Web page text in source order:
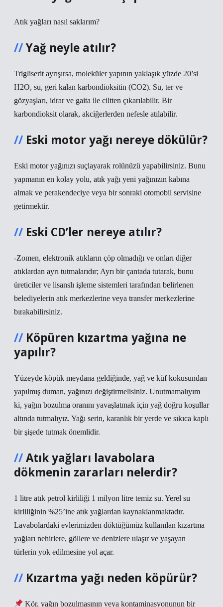
Atık yağları nasıl saklarım?
Yağ neyle atılır?
Trigliserit ayrışırsa, moleküler yapının yaklaşık yüzde 20’si
H2O, su, geri kalan karbondioksitin (CO2). Su, ter ve
gözyaşları, idrar ve gaita ile ciltten çıkarılabilir. Bir
karbondioksit olarak, akciğerlerden nefesle atılabilir.
Eski motor yağı nereye dökülür?
Eski motor yağınızı suçlayarak rolünüzü yapabilirsiniz. Bunu
yapmanın en kolay yolu, atık yağı yeni yağınızın kabına
almak ve perakendeciye veya bir sonraki otomobil servisine
getirmektir.
Eski CD’ler nereye atılır?
-Zomen, elektronik atıkların çöp olmadığı ve onları diğer
atıklardan ayrı tutmalarıdır; Ayrı bir çantada tutarak, bunu
üreticiler ve lisanslı işleme sistemleri tarafından belirlenen
belediyelerin atık merkezlerine veya transfer merkezlerine
bırakabilirsiniz.
Köpüren kızartma yağına ne
yapılır?
Yüzeyde köpük meydana geldiğinde, yağ ve küf kokusundan
yapılmış duman, yağınızı değiştirmelisiniz. Unutmamalıyım
ki, yağın bozulma oranını yavaşlatmak için yağ doğru koşullar
altında tutmalıyız. Yağı serin, karanlık bir yerde ve sıkıca kaplı
bir şişede tutmak önemlidir.
Atık yağları lavabolara
dökmenin zararları nelerdir?
1 litre atık petrol kirliliği 1 milyon litre temiz su. Yerel su
kirliliğinin %25’ine atık yağlardan kaynaklanmaktadır.
Lavabolardaki evlerimizden döktüğümüz kullanılan kızartma
yağları nehirlere, göllere ve denizlere ulaşır ve yaşayan
türlerin yok edilmesine yol açar.
Kızartma yağı neden köpürür?
Kör, yağın bozulmasının veya kontaminasyonunun bir